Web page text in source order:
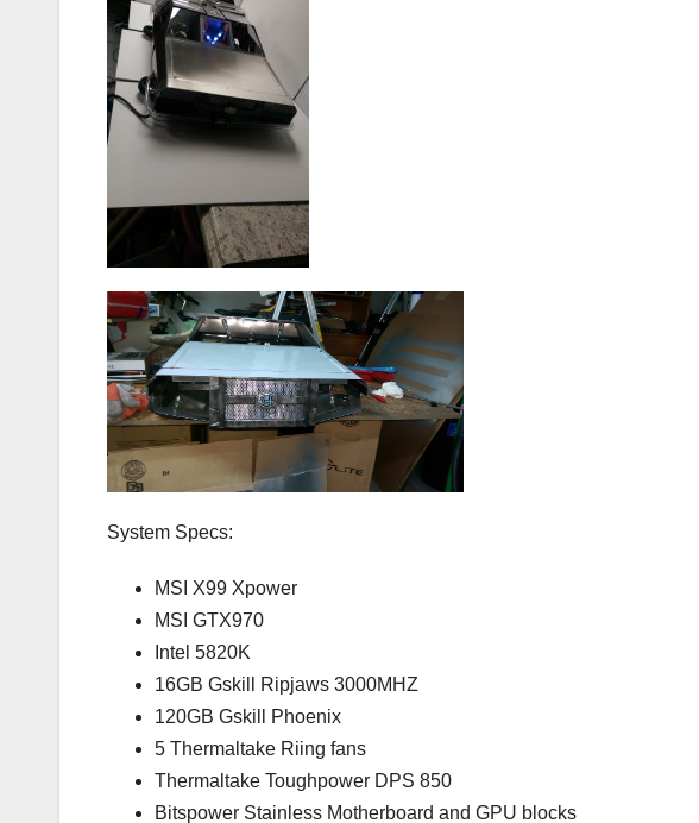
System Specs:
MSI X99 Xpower
MSI GTX970
Intel 5820K
16GB Gskill Ripjaws 3000MHZ
120GB Gskill Phoenix
5 Thermaltake Riing fans
Thermaltake Toughpower DPS 850
Bitspower Stainless Motherboard and GPU blocks